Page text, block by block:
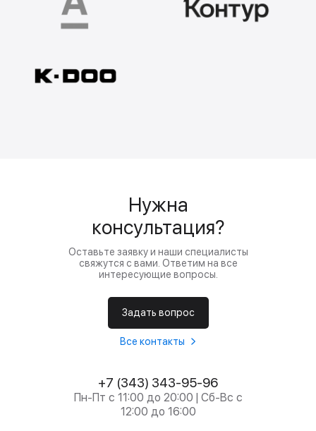
Нужна
консультация?
Оставьте заявку и наши специалисты
свяжутся с вами. Ответим на все
интересующие вопросы.
Задать вопрос
Все контакты
+7 (343) 343-95-96
Пн-Пт с 11:00 до 20:00 | Сб-Вс с
12:00 до 16:00